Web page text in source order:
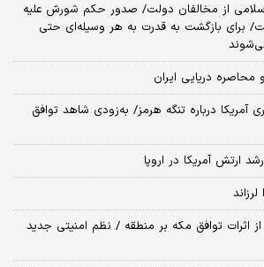
اسلامی از مخالفان دولت/ صدور حکم شورش علیه
برای بازگشت به قدرت به هر وسیله‌ای حتی
محاصره دریایی ایران
آمریکا درباره تنگه هرمز/ به‌زودی شاهد توافق
ارتش آمریکا در اروپا
از اثرات توافق مکه بر منطقه / نظم امنیتی جدید